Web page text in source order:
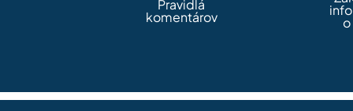
Pravidlá
komentárov